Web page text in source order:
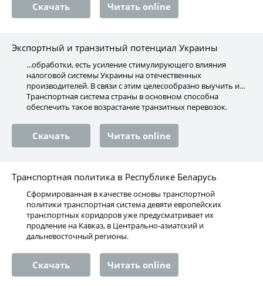
Скачать Читать online
Экспортный и транзитный потенциал Украины
...обработки, есть усиление стимулирующего влияния
налоговой системы Украины на отечественных
производителей. В связи с этим целесообразно выучить и...
Транспортная система страны в основном способна
обеспечить такое возрастание транзитных перевозок.
Скачать Читать online
Транспортная политика в Республике Беларусь
Сформированная в качестве основы транспортной
политики транспортная система девяти европейских
транспортных коридоров уже предусматривает их
продление на Кавказ, в Центрально-азиатский и
дальневосточный регионы.
Скачать Читать online